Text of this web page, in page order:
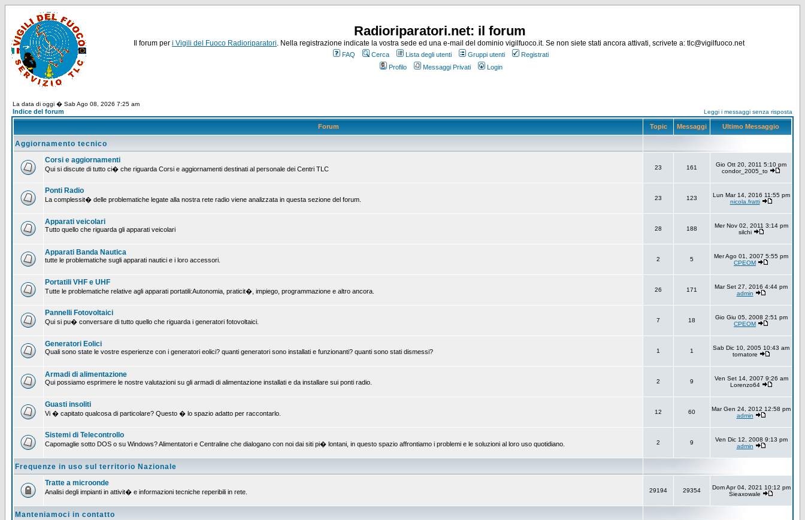
Radioriparatori.net: il forum
Il forum per i Vigili del Fuoco Radioriparatori. Nella registrazione indicate la vostra sede ed una e-mail del dominio vigilfuoco.it. Se non siete stati ancora attivati, scrivete a: tlc@vigilfuoco.net
FAQ Cerca Lista degli utenti Gruppi utenti
Registrati
Profilo
Messaggi Privati Login
La data di oggi � Sab Ago 08, 2026 7:25 am
Indice del forum Leggi i messaggi senza risposta
Forum Topic Messaggi Ultimo Messaggio
Aggiornamento tecnico
Corsi e aggiornamenti
Qui si discute di tutto ci� che riguarda Corsi e aggiornamenti destinati al personale dei Centri TLC 23 161
Gio Ott 20, 2011 5:10 pm
condor_2005_to
Ponti Radio
La complessit� delle problematiche legate alla nostra rete radio viene analizzata in questa sezione del forum. 23 123
Lun Mar 14, 2016 11:55 pm
nicola.fratti
Apparati veicolari
Tutto quello che riguarda gli apparati veicolari 28 188
Mer Nov 02, 2011 3:14 pm
silchi
Apparati Banda Nautica
tutte le problematiche sugli apparati nautici e i loro accessori. 2 5
Mer Ago 01, 2007 5:55 pm
CPEOM
Portatili VHF e UHF
Tutte le problematiche relative agli apparati portatili:Autonomia, praticit�, impiego, programmazione e altro ancora. 26 171
Mar Set 27, 2016 4:44 pm
admin
Pannelli Fotovoltaici
Qui si pu� conversare di tutto quello che riguarda i generatori fotovoltaici. 7 18
Gio Giu 05, 2008 2:51 pm
CPEOM
Generatori Eolici
Quali sono state le vostre esperienze con i generatori eolici? quanti generatori sono installati e funzionanti? quanti sono stati dismessi? 1 1
Sab Dic 10, 2005 10:43 am
tornatore
Armadi di alimentazione
Qui possiamo esprimere le nostre valutazioni su gli armadi di alimentazione installati e da installare sui ponti radio. 2 9
Ven Set 14, 2007 9:26 am
Lorenzo64
Guasti insoliti
Vi � capitato qualcosa di particolare? Questo � lo spazio adatto per raccontarlo. 12 60
Mar Gen 24, 2012 12:58 pm
admin
Sistemi di Telecontrollo
Capomaglie sotto DOS o su Windows? Alimentatori e Centraline che dialogano con noi dai siti pi� lontani, in questo spazio affrontiamo i problemi e le soluzioni al loro uso quotidiano. 2 9
Ven Dic 12, 2008 9:13 pm
admin
Frequenze in uso sul territorio Nazionale
Tratte a microonde
Analisi degli impianti in attivit� e informazioni tecniche reperibili in rete. 29194 29354
Dom Apr 04, 2021 10:12 pm
Sieaxowale
Manteniamoci in contatto